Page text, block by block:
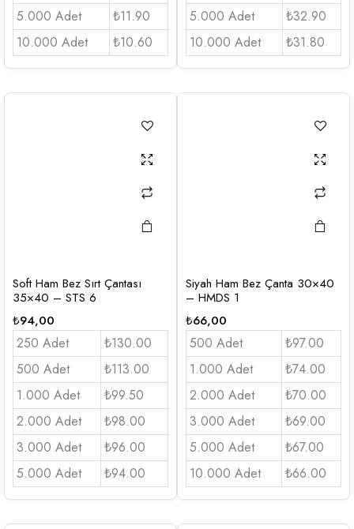
5.000 Adet
₺11.90
10.000 Adet
₺10.60
5.000 Adet
₺32.90
10.000 Adet
₺31.80
Soft Ham Bez Sırt Çantası
35×40 – STS 6
₺94,00
250 Adet
₺130.00
500 Adet
₺113.00
1.000 Adet
₺99.50
2.000 Adet
₺98.00
3.000 Adet
₺96.00
5.000 Adet
₺94.00
Siyah Ham Bez Çanta 30×40
– HMDS 1
₺66,00
500 Adet
₺97.00
1.000 Adet
₺74.00
2.000 Adet
₺70.00
3.000 Adet
₺69.00
5.000 Adet
₺67.00
10.000 Adet
₺66.00